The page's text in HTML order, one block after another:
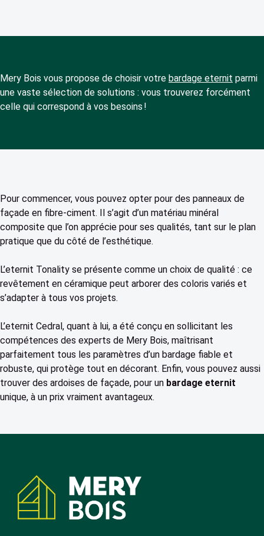
Mery Bois vous propose de choisir votre bardage eternit parmi
une vaste sélection de solutions : vous trouverez forcément
celle qui correspond à vos besoins !
Pour commencer, vous pouvez opter pour des panneaux de
façade en fibre-ciment. Il s’agit d’un matériau minéral
composite que l’on apprécie pour ses qualités, tant sur le plan
pratique que du côté de l’esthétique.
L’eternit Tonality se présente comme un choix de qualité : ce
revêtement en céramique peut arborer des coloris variés et
s’adapter à tous vos projets.
L’eternit Cedral, quant à lui, a été conçu en sollicitant les
compétences des experts de Mery Bois, maîtrisant
parfaitement tous les paramètres d’un bardage fiable et
robuste, qui protège tout en décorant. Enfin, vous pouvez aussi
trouver des ardoises de façade, pour un bardage eternit
unique, à un prix vraiment avantageux.
Coordonnées